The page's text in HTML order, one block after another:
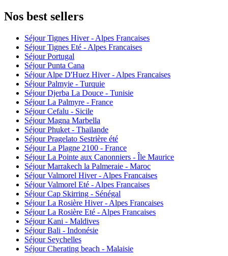
Nos best sellers
Séjour Tignes Hiver - Alpes Francaises
Séjour Tignes Eté - Alpes Francaises
Séjour Portugal
Séjour Punta Cana
Séjour Alpe D'Huez Hiver - Alpes Francaises
Séjour Palmyie - Turquie
Séjour Djerba La Douce - Tunisie
Séjour La Palmyre - France
Séjour Cefalu - Sicile
Séjour Magna Marbella
Séjour Phuket - Thailande
Séjour Pragelato Sestrière été
Séjour La Plagne 2100 - France
Séjour La Pointe aux Canonniers - Île Maurice
Séjour Marrakech la Palmeraie - Maroc
Séjour Valmorel Hiver - Alpes Francaises
Séjour Valmorel Eté - Alpes Francaises
Séjour Cap Skirring - Sénégal
Séjour La Rosière Hiver - Alpes Francaises
Séjour La Rosière Eté - Alpes Francaises
Séjour Kani - Maldives
Séjour Bali - Indonésie
Séjour Seychelles
Séjour Cherating beach - Malaisie